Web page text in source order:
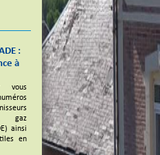
:
à
vous
gaz
ainsi
en